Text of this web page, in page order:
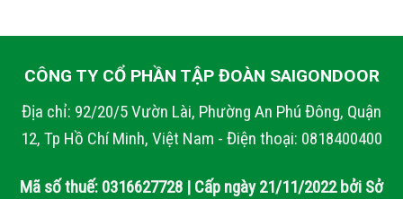
CÔNG TY CỔ PHẦN TẬP ĐOÀN SAIGONDOOR
Địa chỉ: 92/20/5 Vườn Lài, Phường An Phú Đông, Quận
12, Tp Hồ Chí Minh, Việt Nam - Điện thoại: 0818400400
Mã số thuế: 0316627728 | Cấp ngày 21/11/2022 bởi Sở